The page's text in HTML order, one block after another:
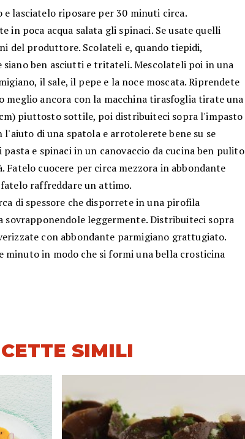
lasciatelo riposare per 30 minuti circa.
in poca acqua salata gli spinaci. Se usate quelli
del produttore. Scolateli e, quando tiepidi,
siano ben asciutti e tritateli. Mescolateli poi in una
il sale, il pepe e la noce moscata. Riprendete
meglio ancora con la macchina tirasfoglia tirate una
piuttosto sottile, poi distribuiteci sopra l'impasto
di una spatola e arrotolerete bene su se
e spinaci in un canovaccio da cucina ben pulito
Fatelo cuocere per circa mezzora in abbondante
raffreddare un attimo.
di spessore che disporrete in una pirofila
leggermente. Distribuiteci sopra
con abbondante parmigiano grattugiato.
minuto in modo che si formi una bella crosticina
SIMILI